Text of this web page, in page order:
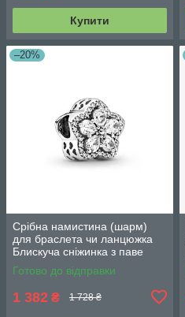
Купити
–20%
Срібна намистина (шарм)
для браслета чи ланцюжка
Блискуча сніжинка з паве
799224C01
Готово до відправки
1 382 ₴ 1 728 ₴